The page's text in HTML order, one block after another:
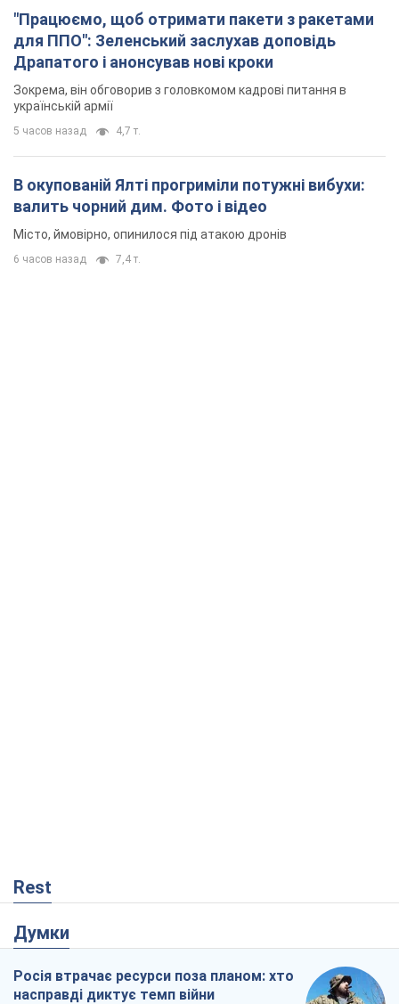
"Працюємо, щоб отримати пакети з ракетами
для ППО": Зеленський заслухав доповідь
Драпатого і анонсував нові кроки
Зокрема, він обговорив з головкомом кадрові питання в
українській армії
5 часов назад 4,7 т.
В окупованій Ялті прогриміли потужні вибухи:
валить чорний дим. Фото і відео
Місто, ймовірно, опинилося під атакою дронів
6 часов назад 7,4 т.
Rest
Думки
Росія втрачає ресурси поза планом: хто
насправді диктує темп війни